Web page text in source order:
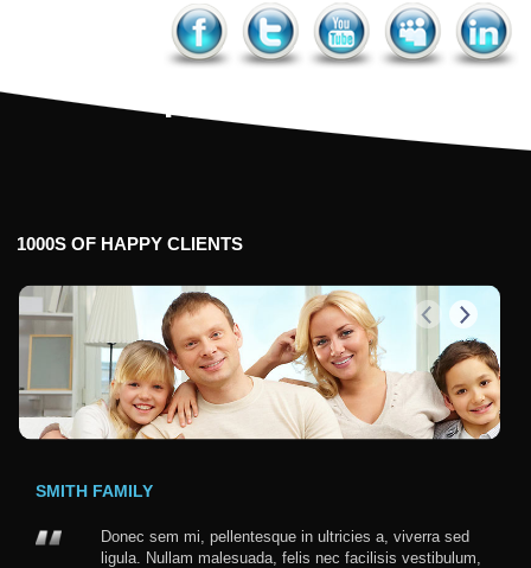
Facebook
1000S OF HAPPY CLIENTS
SMITH FAMILY
Donec sem mi, pellentesque in ultricies a, viverra sed
ligula. Nullam malesuada, felis nec facilisis vestibulum,